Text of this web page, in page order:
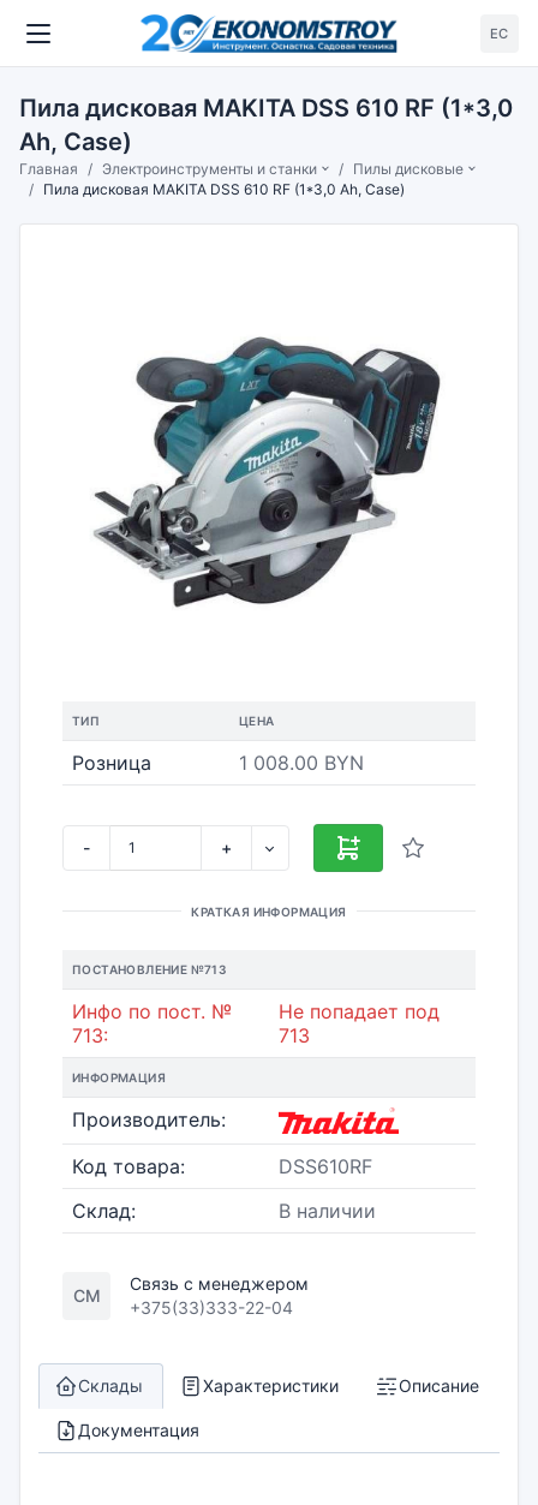
ЕС
Пила дисковая MAKITA DSS 610 RF (1*3,0
Ah, Case)
Главная Электроинструменты и станки
Пилы дисковые
Пила дисковая MAKITA DSS 610 RF (1*3,0 Ah, Case)
ТИП ЦЕНА
Розница 1 008.00 BYN
- +
КРАТКАЯ ИНФОРМАЦИЯ
ПОСТАНОВЛЕНИЕ №713
Инфо по пост. №
713:
Не попадает под
713
ИНФОРМАЦИЯ
Производитель:
Код товара:
DSS610RF
Склад:
В наличии
СМ
Связь с менеджером
+375(33)333-22-04
Склады Характеристики Описание
Документация